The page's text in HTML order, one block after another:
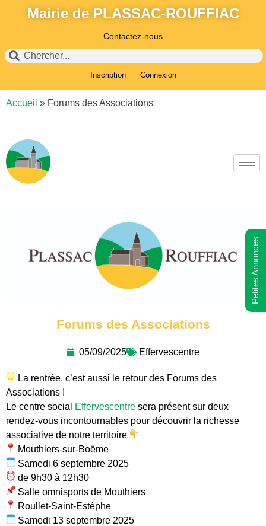
Mairie de PLASSAC-ROUFFIAC
Contactez-nous
Inscription Connexion
Accueil » Forums des Associations
Forums des Associations
05/09/2025 Effervescentre
La rentrée, c’est aussi le retour des Forums des
Associations !
Le centre social
Effervescentre sera présent sur deux
rendez-vous incontournables pour découvrir la richesse
associative de notre territoire
Mouthiers-sur-Boëme
Samedi 6 septembre 2025
de 9h30 à 12h30
Salle omnisports de Mouthiers
Roullet-Saint-Estèphe
Samedi 13 septembre 2025
Petites Annonces